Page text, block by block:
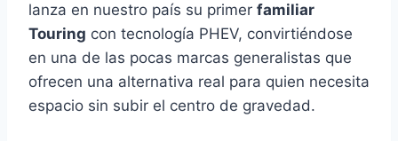
lanza en nuestro país su primer familiar
Touring con tecnología PHEV, convirtiéndose
en una de las pocas marcas generalistas que
ofrecen una alternativa real para quien necesita
espacio sin subir el centro de gravedad.